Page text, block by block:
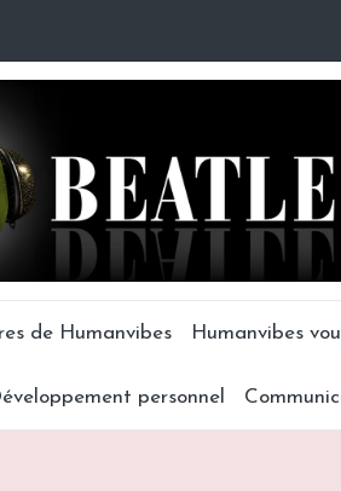
de Humanvibes Humanvibes
personnel